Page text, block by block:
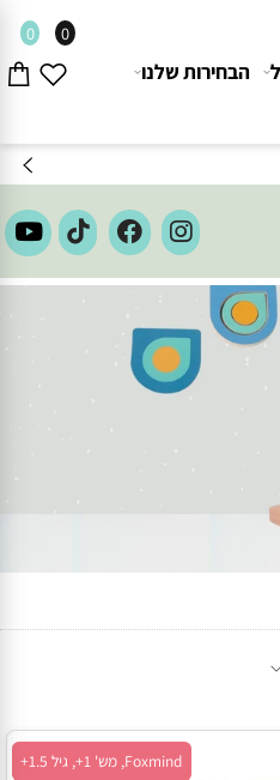
0 0
הבחירות שלנו